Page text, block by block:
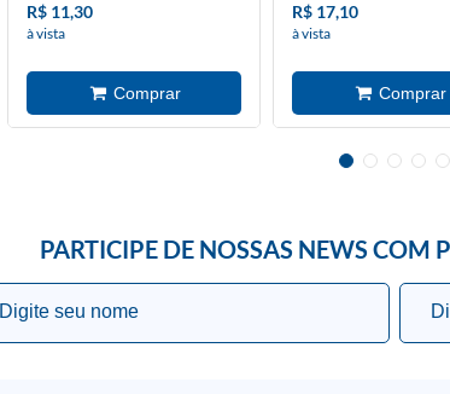
R$ 11,30
à vista
R$ 17,10
à vista
PARTICIPE DE NOSSAS NEWS COM